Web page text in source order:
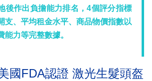
後作出負擔能力排名，4個評分指標
支、平均租金水平、商品物價指數以
能力等完整數據。
國FDA認證 激光生髮頭盔